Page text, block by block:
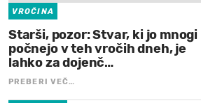
VROČINA
Starši, pozor: Stvar, ki jo mnogi
počnejo v teh vročih dneh, je
lahko za dojenč…
PREBERI VEČ…